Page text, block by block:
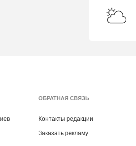
ОБРАТНАЯ СВЯЗЬ
Контакты редакции
Заказать рекламу